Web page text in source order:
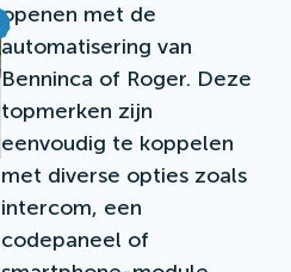
openen met de
automatisering van
Benninca of Roger. Deze
topmerken zijn
eenvoudig te koppelen
met diverse opties zoals
intercom, een
codepaneel of